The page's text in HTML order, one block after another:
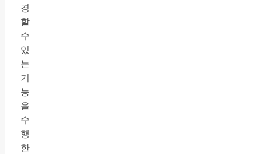
경
할
수
있
는
기
능
을
수
행
한